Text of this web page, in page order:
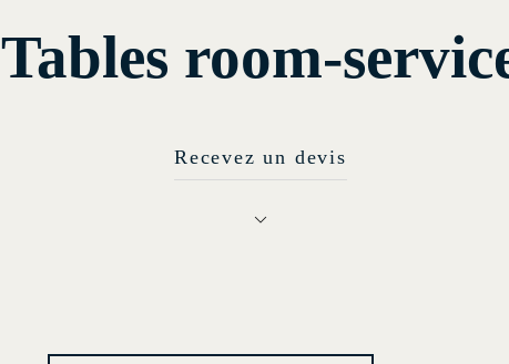
Tables room-
Recevez un devis